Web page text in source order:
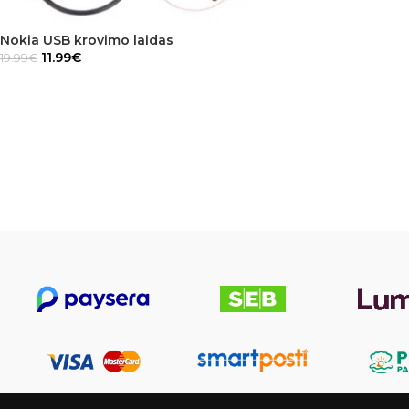
Nokia USB krovimo laidas
19.99€ 11.99€